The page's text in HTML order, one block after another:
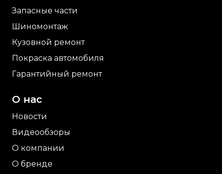
Запасные части
Шиномонтаж
Кузовной ремонт
Покраска автомобиля
Гарантийный ремонт
О нас
Новости
Видеообзоры
О компании
О бренде